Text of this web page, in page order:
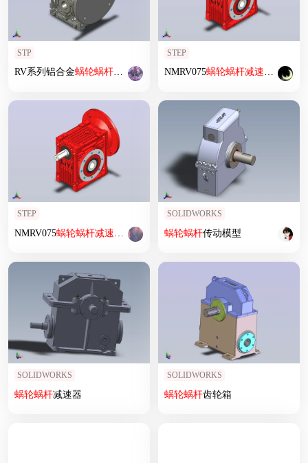
STP
RV系列铝合金蜗轮蜗杆减速机RV40-63
STEP
NMRV075蜗轮蜗杆减速机 [RV75-
STEP
NMRV075蜗轮蜗杆减速机 [RV75-E-7.5]
SOLIDWORKS
蜗轮蜗杆传动模型
SOLIDWORKS
蜗轮蜗杆减速器
SOLIDWORKS
蜗轮蜗杆齿轮箱